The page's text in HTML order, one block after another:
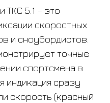
ТКС 5.1 – это
скоростных
и сноубордистов.
точные
спортсмена в
индикация сразу
скорость (красный